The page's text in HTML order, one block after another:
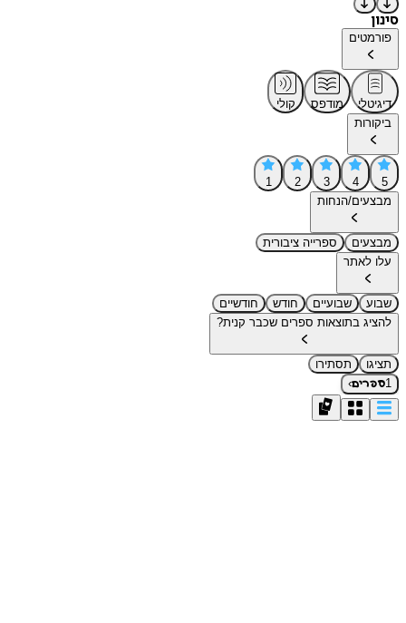
סינון
פורמטים
דיגיטלי מודפס
קולי
ביקורות
5
4
3
2
1
מבצעים/הנחות
מבצעים
ספרייה ציבורית
עלו לאתר
שבוע שבועיים חודש
חודשיים
להציג בתוצאות ספרים שכבר קנית?
תציגו
תסתירו
1ספרים›